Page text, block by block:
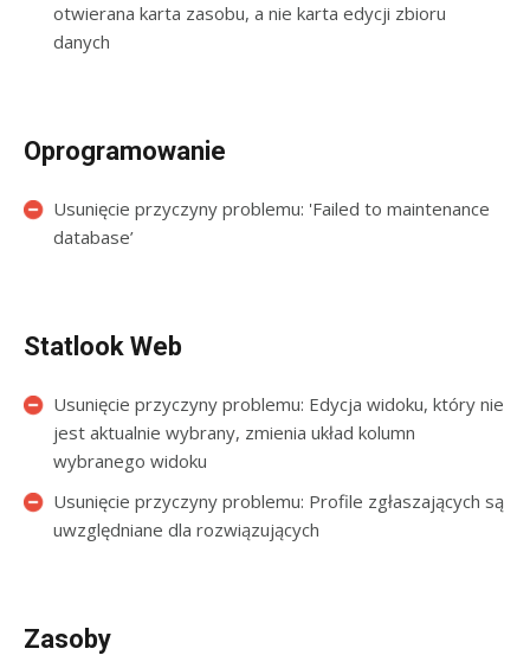
otwierana karta zasobu, a nie karta edycji zbioru
danych
Oprogramowanie
Usunięcie przyczyny problemu: 'Failed to maintenance
database’
Statlook Web
Usunięcie przyczyny problemu: Edycja widoku, który nie
jest aktualnie wybrany, zmienia układ kolumn
wybranego widoku
Usunięcie przyczyny problemu: Profile zgłaszających są
uwzględniane dla rozwiązujących
Zasoby